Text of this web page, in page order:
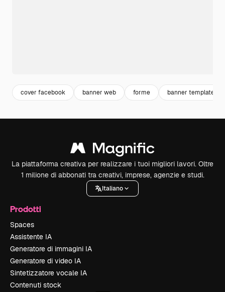
cover facebook banner web forme banner template
La piattaforma creativa per realizzare i tuoi migliori lavori. Oltre
1 milione di abbonati tra creativi, imprese, agenzie e studi.
Italiano
Prodotti
Spaces
Assistente IA
Generatore di immagini IA
Generatore di video IA
Sintetizzatore vocale IA
Contenuti stock